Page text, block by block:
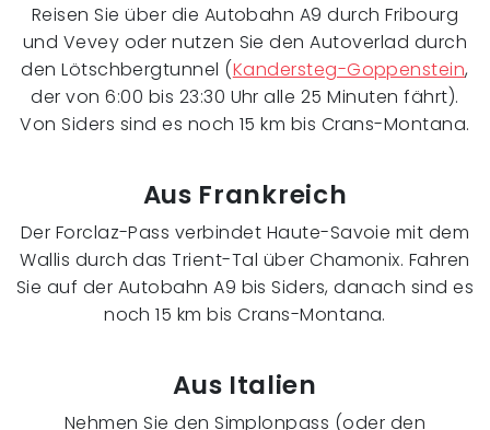
Reisen Sie über die Autobahn A9 durch Fribourg
und Vevey oder nutzen Sie den Autoverlad durch
den Lötschbergtunnel (Kandersteg-Goppenstein,
der von 6:00 bis 23:30 Uhr alle 25 Minuten fährt).
Von Siders sind es noch 15 km bis Crans-Montana.
Aus Frankreich
Der Forclaz-Pass verbindet Haute-Savoie mit dem
Wallis durch das Trient-Tal über Chamonix. Fahren
Sie auf der Autobahn A9 bis Siders, danach sind es
noch 15 km bis Crans-Montana.
Aus Italien
Nehmen Sie den Simplonpass (oder den